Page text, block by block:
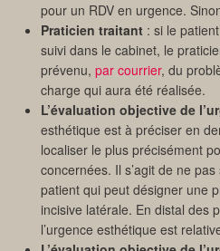
pour un RDV en urgence.
Praticien traitant : si le
suivi dans le cabinet, le
prévenu, par courrier, du
charge qui aura été réalisée.
L’évaluation objective de
esthétique est à préciser en
localiser le plus précisément
concernées. Il s’agit de ne
patient qui peut désigner une
incisive latérale. En distal des
l’urgence esthétique est